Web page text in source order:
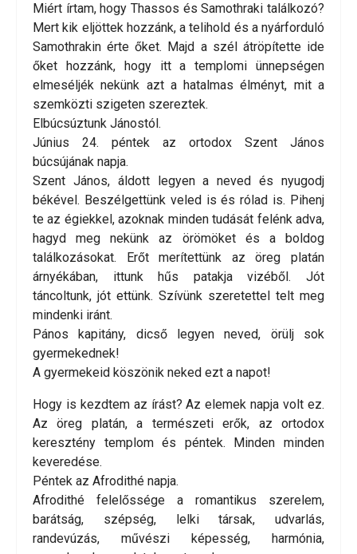
Miért írtam, hogy Thassos és Samothraki találkozó?
Mert kik eljöttek hozzánk, a telihold és a nyárforduló
Samothrakin érte őket. Majd a szél átröpítette ide
őket hozzánk, hogy itt a templomi ünnepségen
elmeséljék nekünk azt a hatalmas élményt, mit a
szemközti szigeten szereztek.
Elbúcsúztunk Jánostól.
Június 24. péntek az ortodox Szent János
búcsújának napja.
Szent János, áldott legyen a neved és nyugodj
békével. Beszélgettünk veled is és rólad is. Pihenj
te az égiekkel, azoknak minden tudását felénk adva,
hagyd meg nekünk az örömöket és a boldog
találkozásokat. Erőt merítettünk az öreg platán
árnyékában, ittunk hűs patakja vizéből. Jót
táncoltunk, jót ettünk. Szívünk szeretettel telt meg
mindenki iránt.
Pános kapitány, dicső legyen neved, örülj sok
gyermekednek!
A gyermekeid köszönik neked ezt a napot!
Hogy is kezdtem az írást? Az elemek napja volt ez.
Az öreg platán, a természeti erők, az ortodox
keresztény templom és péntek. Minden minden
keveredése.
Péntek az Afrodithé napja.
Afrodithé felelőssége a romantikus szerelem,
barátság, szépség, lelki társak, udvarlás,
randevúzás, művészi képesség, harmónia,